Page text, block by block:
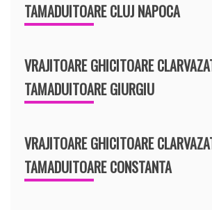
TAMADUITOARE CLUJ NAPOCA
VRAJITOARE GHICITOARE
TAMADUITOARE GIURGIU
VRAJITOARE GHICITOARE
TAMADUITOARE CONSTANTA